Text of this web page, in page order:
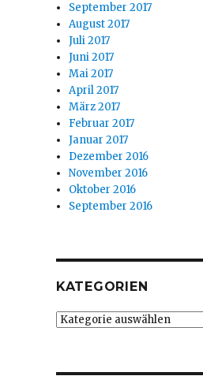
September 2017
August 2017
Juli 2017
Juni 2017
Mai 2017
April 2017
März 2017
Februar 2017
Januar 2017
Dezember 2016
November 2016
Oktober 2016
September 2016
KATEGORIEN
Kategorien